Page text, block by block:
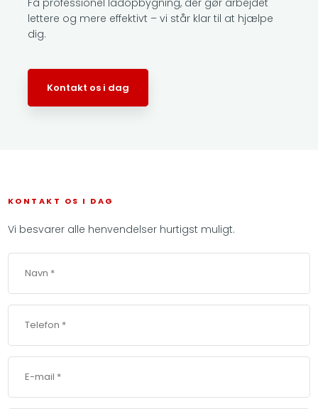
lettere og mere effektivt – vi står klar til at hjælpe
dig.
Kontakt os i dag
KONTAKT OS I DAG
Vi besvarer alle henvendelser hurtigst muligt.